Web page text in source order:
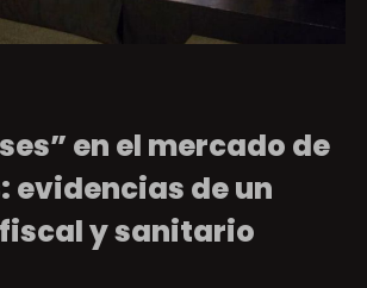
en el mercado de
evidencias de un
y sanitario